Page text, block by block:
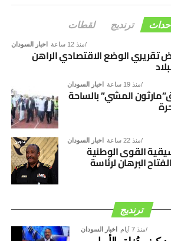
أن هذه القرارات تأتي في إطار رؤية
دعم الاستقرار السياسي، وترسيخ
توافق وطني شامل يؤسس لمرحلة
والتنمية.
ترنديج لقطات
اخبار السودان منذ 12 ساعة
تقريري الوضع الاقتصادي الراهن
اخبار السودان منذ 19 ساعة
المشي” بالساحة
اخبار السودان منذ 22 ساعة
القوى الوطنية
البرهان لرئاسة
ترنديج
اخبار السودان منذ 7 أيام